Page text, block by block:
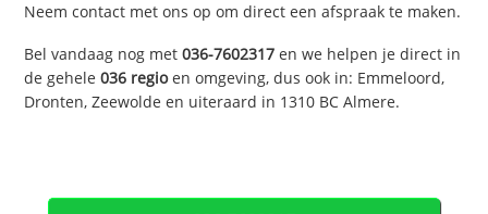
Neem contact met ons op om direct een afspraak te maken.
Bel vandaag nog met036-7602317 en we helpen je direct in
de gehele036 regioen omgeving, dus ook in: Emmeloord,
Dronten, Zeewolde en uiteraard in 1310 BC Almere.